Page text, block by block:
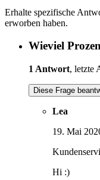
Erhalte spezifische
erworben haben.
Wieviel
1 Antwort, letzte
Diese Frage
Lea
19. Mai
Hi :)